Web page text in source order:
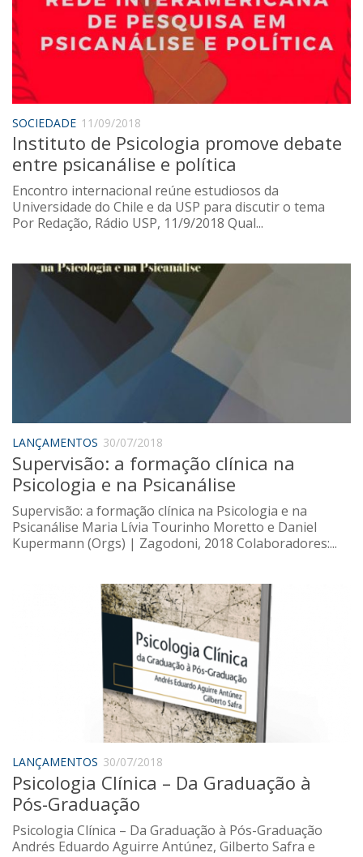
SOCIEDADE 11/09/2018
Instituto de Psicologia promove debate
entre psicanálise e política
Encontro internacional reúne estudiosos da
Universidade do Chile e da USP para discutir o tema
Por Redação, Rádio USP, 11/9/2018 Qual...
LANÇAMENTOS 30/07/2018
Supervisão: a formação clínica na
Psicologia e na Psicanálise
Supervisão: a formação clínica na Psicologia e na
Psicanálise Maria Lívia Tourinho Moretto e Daniel
Kupermann (Orgs) | Zagodoni, 2018 Colaboradores:...
LANÇAMENTOS 30/07/2018
Psicologia Clínica – Da Graduação à
Pós-Graduação
Psicologia Clínica – Da Graduação à Pós-Graduação
Andrés Eduardo Aguirre Antúnez, Gilberto Safra e